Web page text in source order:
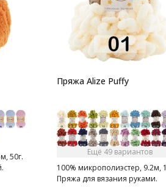
50г.
Пряжа Alize Puffy
Ещё 49 вариантов
100% микрополиэстер, 9.2м,
Пряжа для вязания руками.